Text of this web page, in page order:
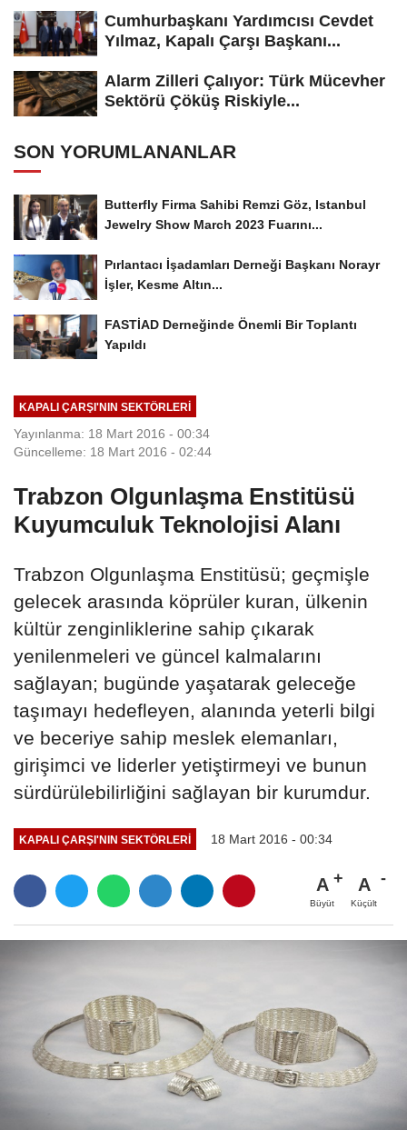
Cumhurbaşkanı Yardımcısı Cevdet
Yılmaz, Kapalı Çarşı Başkanı...
Alarm Zilleri Çalıyor: Türk Mücevher
Sektörü Çöküş Riskiyle...
SON YORUMLANANLAR
Butterfly Firma Sahibi Remzi Göz, Istanbul
Jewelry Show March 2023 Fuarını...
Pırlantacı İşadamları Derneği Başkanı Norayr
İşler, Kesme Altın...
FASTİAD Derneğinde Önemli Bir Toplantı
Yapıldı
KAPALI ÇARŞI'NIN SEKTÖRLERI
Yayınlanma: 18 Mart 2016 - 00:34
Güncelleme: 18 Mart 2016 - 02:44
Trabzon Olgunlaşma Enstitüsü
Kuyumculuk Teknolojisi Alanı
Trabzon Olgunlaşma Enstitüsü; geçmişle
gelecek arasında köprüler kuran, ülkenin
kültür zenginliklerine sahip çıkarak
yenilenmeleri ve güncel kalmalarını
sağlayan; bugünde yaşatarak geleceğe
taşımayı hedefleyen, alanında yeterli bilgi
ve beceriye sahip meslek elemanları,
girişimci ve liderler yetiştirmeyi ve bunun
sürdürülebilirliğini sağlayan bir kurumdur.
KAPALI ÇARŞI'NIN SEKTÖRLERI 18 Mart 2016 - 00:34
A
Büyüt
A
Küçült